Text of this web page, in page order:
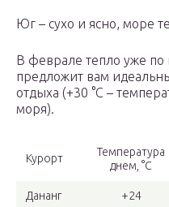
Юг – сухо и ясно, море
В феврале тепло уже по
предложит вам
отдыха (+30 °С –
моря).
Курорт
Температура
днем, °С
Дананг +24